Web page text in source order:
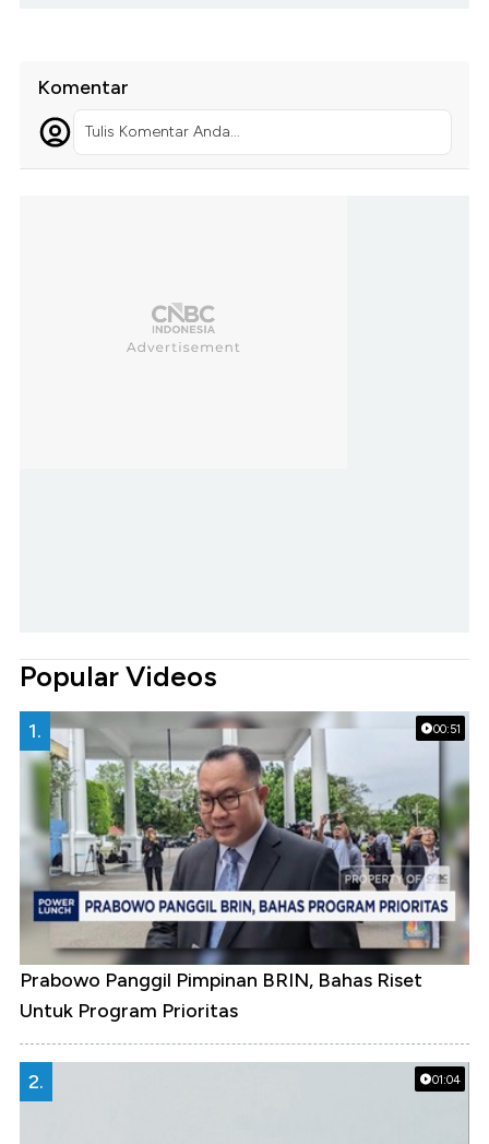
Komentar
Tulis Komentar Anda...
Popular Videos
00:51
1.
Prabowo Panggil Pimpinan BRIN, Bahas Riset
Untuk Program Prioritas
01:04
2.